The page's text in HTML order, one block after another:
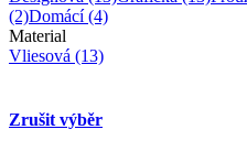
(2)Domácí(4)
Material
Vliesová (13)
Zrušit výběr